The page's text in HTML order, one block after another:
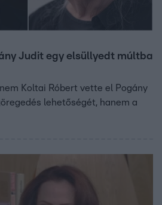
Judit egy elsüllyedt múltba
Koltai Róbert vette el Pogány
lehetőségét, hanem a